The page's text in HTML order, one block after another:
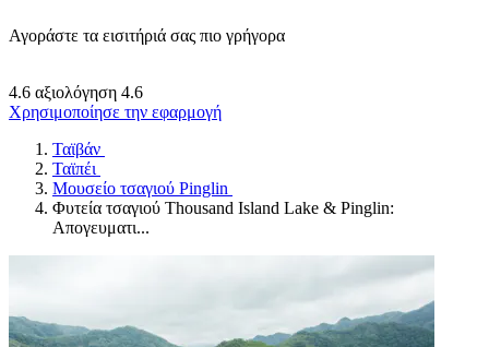
Αγοράστε τα εισιτήριά σας πιο γρήγορα
4.6 αξιολόγηση 4.6
Χρησιμοποίησε την εφαρμογή
Ταϊβάν
Ταϊπέι
Μουσείο τσαγιού Pinglin
Φυτεία τσαγιού Thousand Island Lake & Pinglin:
Απογευματι...